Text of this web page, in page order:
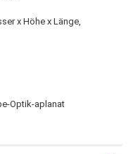
x Höhe x Länge,